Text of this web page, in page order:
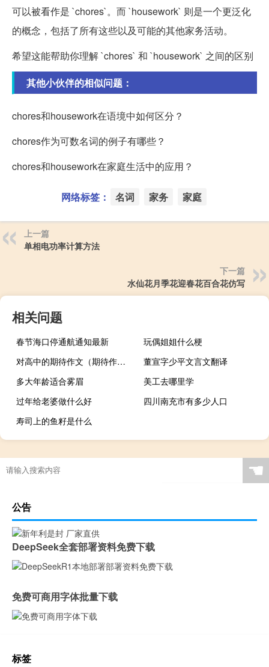
可以被看作是 `chores`。而 `housework` 则是一个更泛化
的概念，包括了所有这些以及可能的其他家务活动。
希望这能帮助你理解 `chores` 和 `housework` 之间的区别
其他小伙伴的相似问题：
chores和housework在语境中如何区分？
chores作为可数名词的例子有哪些？
chores和housework在家庭生活中的应用？
网络标签： 名词 家务 家庭
上一篇
单相电功率计算方法
下一篇
水仙花月季花迎春花百合花仿写
相关问题
春节海口停通航通知最新
玩偶姐姐什么梗
对高中的期待作文（期待作文）
董宣字少平文言文翻译
多大年龄适合雾眉
美工去哪里学
过年给老婆做什么好
四川南充市有多少人口
寿司上的鱼籽是什么
☚
公告
DeepSeek全套部署资料免费下载
免费可商用字体批量下载
标签